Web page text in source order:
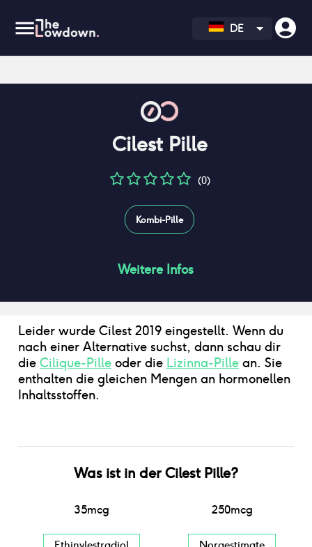
DE
Cilest Pille
(0)
Kombi-Pille
Weitere Infos
Leider wurde Cilest 2019 eingestellt. Wenn du
nach einer Alternative suchst, dann schau dir
die Cilique-Pille oder die Lizinna-Pille
enthalten die gleichen Mengen an hormonellen
Inhaltsstoffen.
Was istin derCilest Pille?
35mcg 250mcg